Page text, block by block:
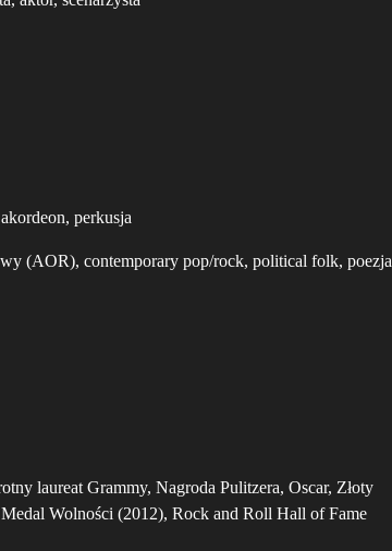
perkusja
(AOR), contemporary pop/rock, political folk, poezja
laureat Grammy, Nagroda Pulitzera, Oscar, Złoty
Wolności (2012), Rock and Roll Hall of Fame